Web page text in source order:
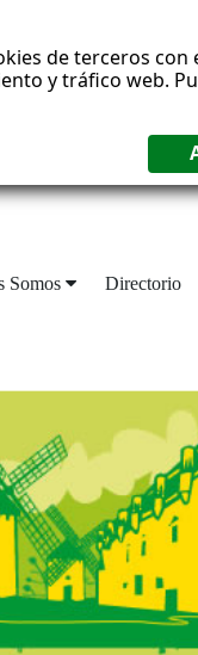
de terceros
y tráfico web.
Somos Directorio